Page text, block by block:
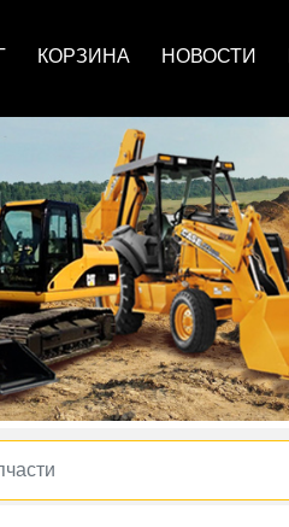
КОРЗИНА НОВОСТИ